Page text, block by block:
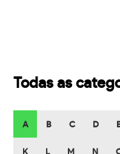
Todas as
A B C D
K L M N